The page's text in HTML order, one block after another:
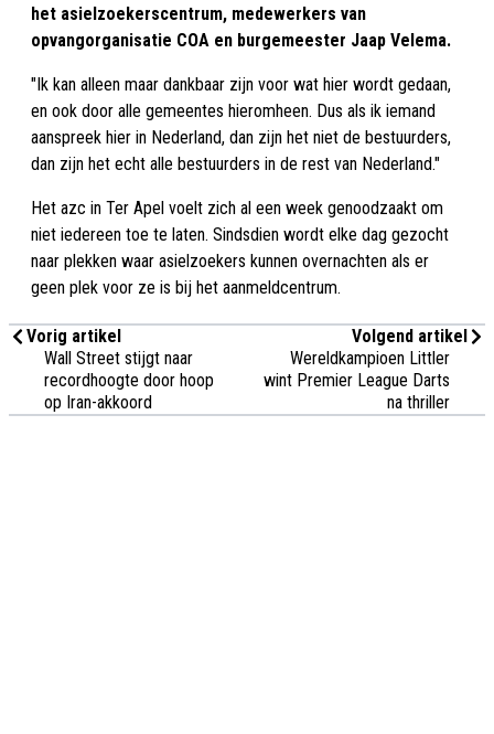
het asielzoekerscentrum, medewerkers van
opvangorganisatie COA en burgemeester Jaap Velema.
"Ik kan alleen maar dankbaar zijn voor wat hier wordt gedaan,
en ook door alle gemeentes hieromheen. Dus als ik iemand
aanspreek hier in Nederland, dan zijn het niet de bestuurders,
dan zijn het echt alle bestuurders in de rest van Nederland."
Het azc in Ter Apel voelt zich al een week genoodzaakt om
niet iedereen toe te laten. Sindsdien wordt elke dag gezocht
naar plekken waar asielzoekers kunnen overnachten als er
geen plek voor ze is bij het aanmeldcentrum.
Vorig artikel
Wall Street stijgt naar
recordhoogte door hoop
op Iran-akkoord
Volgend artikel
Wereldkampioen Littler
wint Premier League Darts
na thriller